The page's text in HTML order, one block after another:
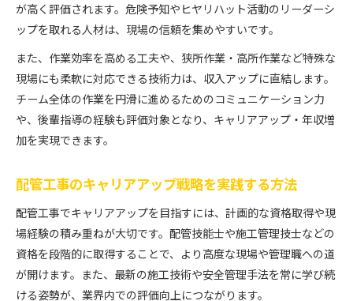
が高く評価されます。危険予知やヒヤリハット活動のリーダーシ
ップを取れる人材は、現場の信頼を集めやすいです。
また、作業効率を高める工夫や、狭所作業・高所作業など特殊な
現場にも柔軟に対応できる技術力は、収入アップに直結します。
チーム全体の作業を円滑に進めるためのコミュニケーション力
や、後輩指導の経験も評価対象となり、キャリアアップ・年収増
加を実現できます。
配管工事のキャリアアップ戦略を実践する方法
配管工事でキャリアアップを目指すには、計画的な資格取得や現
場経験の積み重ねが大切です。配管技能士や施工管理技士などの
資格を段階的に取得することで、より高度な現場や管理職への道
が開けます。また、最新の施工技術や安全管理手法を常に学び続
ける姿勢が、業界内での評価向上につながります。